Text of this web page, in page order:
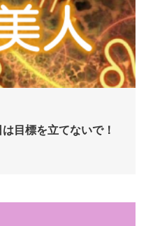
目標を立てないで！